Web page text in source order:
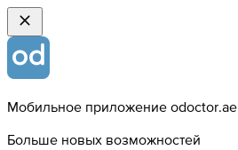
Мобильное приложение odoctor.ae
Больше новых возможностей